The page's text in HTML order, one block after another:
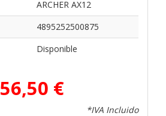
ARCHER AX12
4895252500875
Disponible
56,50 €
*IVA Incluido